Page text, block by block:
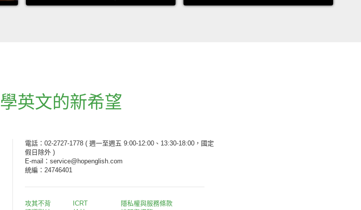
學英文的新希望
電話：02-2727-1778 ( 週一至週五 9:00-12:00、13:30-18:00，國定
假日除外 )
E-mail：service@hopenglish.com
統編：24746401
攻其不背
ICRT
隱私權與服務條款